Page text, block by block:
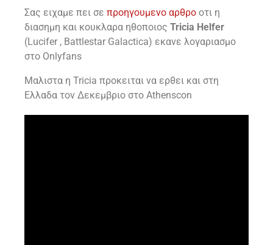
Σας ειχαμε πει σε προηγουμενο αρθρο οτι η
διασημη και κουκλαρα ηθοποιος Tricia Helfer
(Lucifer , Battlestar Galactica) εκανε λογαριασμο
στο Onlyfans
Μαλιστα η Tricia προκειται να ερθει και στη
Ελλαδα τον Δεκεμβριο στο Athenscon